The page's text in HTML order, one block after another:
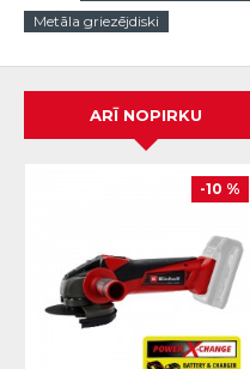
Metāla griezējdiski
ARĪ NOPIRKU
-10 %